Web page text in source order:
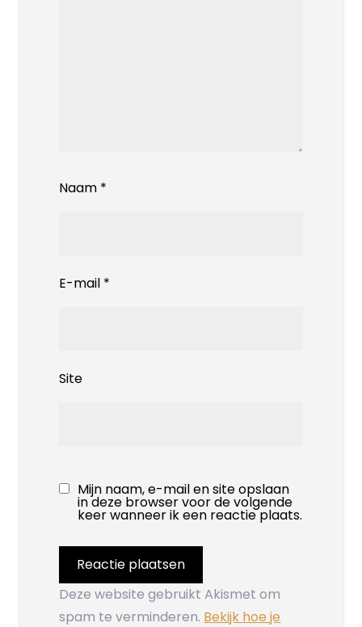
Naam *
E-mail *
Site
Mijn naam, e-mail en site opslaan
in deze browser voor de volgende
keer wanneer ik een reactie plaats.
Deze website gebruikt Akismet om
spam te verminderen. Bekijk hoe je